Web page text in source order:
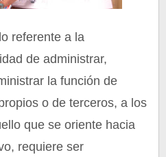
referente a la
de administrar,
la función de
o de terceros, a los
que se oriente hacia
requiere ser